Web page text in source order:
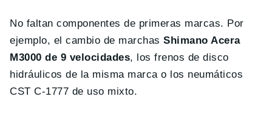
No faltan componentes de primeras marcas. Por
ejemplo, el cambio de marchasShimano Acera
M3000 de 9 velocidades, los frenos de disco
hidráulicos de la misma marca o los neumáticos
CST C-1777 de uso mixto.